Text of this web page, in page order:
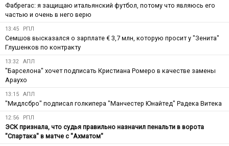
Фабрегас: я защищаю итальянский футбол, потому что являюсь его
частью и очень в него верю
13:45 РПЛ
Семшов высказался о зарплате € 3,7 млн, которую просит у "Зенита"
Глушенков по контракту
13:32 АПЛ
"Барселона" хочет подписать Кристиана Ромеро в качестве замены
Араухо
13:15 АПЛ
"Мидлсбро" подписал голкипера "Манчестер Юнайтед" Радека Витека
12:56 РПЛ
ЭСК признала, что судья правильно назначил пенальти в ворота
"Спартака" в матче с "Ахматом"